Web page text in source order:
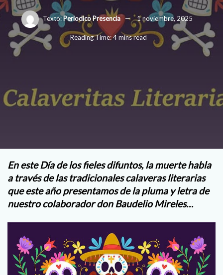
Texto:Periodico Presencia 1 noviembre, 2025
Reading Time: 4 mins read
En este Día de los fieles difuntos, la muerte habla
a través de las tradicionales calaveras literarias
que este año presentamos de la pluma y letra de
nuestro colaborador don Baudelio Mireles…